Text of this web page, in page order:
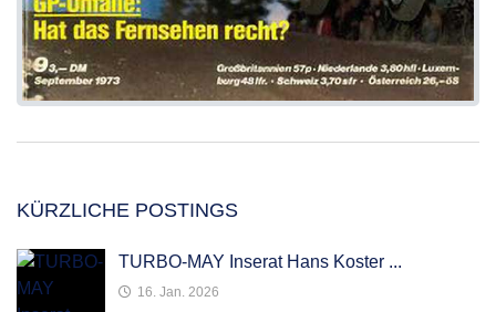
KÜRZLICHE POSTINGS
TURBO-MAY Inserat Hans Koster ...
16. Jan. 2026